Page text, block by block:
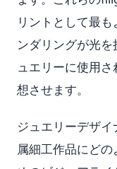
リントとして最
ンダリングが光
ュエリーに使用
想させます。
ジュエリーデザ
属細工作品にど